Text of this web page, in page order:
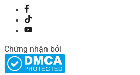
Chứng nhận bởi